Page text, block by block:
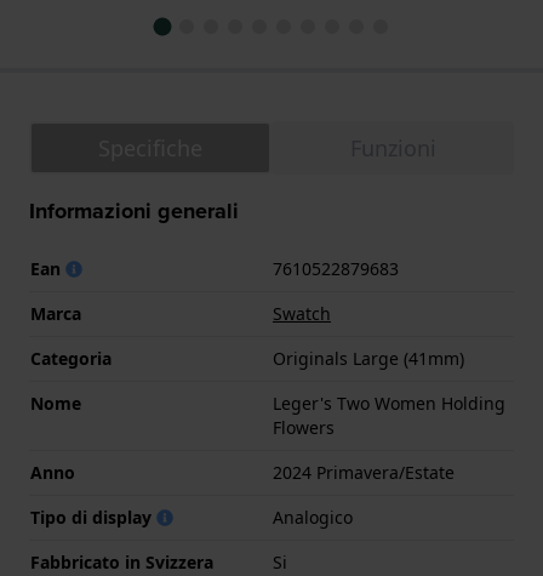
Informazioni generali
Ean
7610522879683
Marca
Swatch
Categoria
Originals Large (41mm)
Nome
Leger's Two Women Holding
Flowers
Anno
2024 Primavera/Estate
Tipo di display
Analogico
Fabbricato in Svizzera
Si